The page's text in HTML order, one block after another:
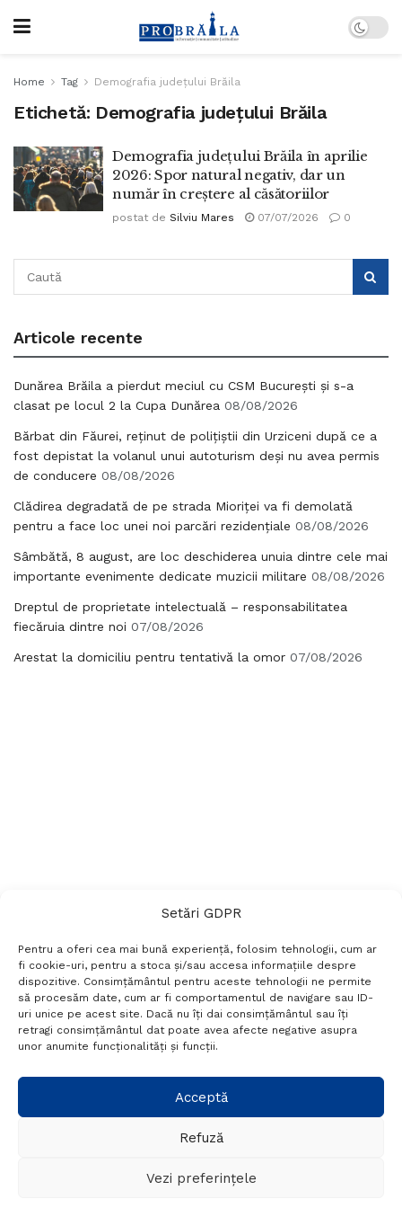
Setări GDPR
Pentru a oferi cea mai bună experiență, folosim tehnologii, cum ar
fi cookie-uri, pentru a stoca și/sau accesa informațiile despre
dispozitive. Consimțământul pentru aceste tehnologii ne permite
să procesăm date, cum ar fi comportamentul de navigare sau ID-
uri unice pe acest site. Dacă nu îți dai consimțământul sau îți
retragi consimțământul dat poate avea afecte negative asupra
unor anumite funcționalități și funcții.
Acceptă
Refuză
Vezi preferințele
Home Tag Demografia județului Brăila
Etichetă: Demografia județului Brăila
Demografia județului Brăila în aprilie
2026: Spor natural negativ, dar un
număr în creștere al căsătoriilor
postat de Silviu Mares 07/07/2026 0
Articole recente
Dunărea Brăila a pierdut meciul cu CSM București și s-a
clasat pe locul 2 la Cupa Dunărea 08/08/2026
Bărbat din Făurei, reținut de polițiștii din Urziceni după ce a
fost depistat la volanul unui autoturism deși nu avea permis
de conducere 08/08/2026
Clădirea degradată de pe strada Mioriței va fi demolată
pentru a face loc unei noi parcări rezidențiale 08/08/2026
Sâmbătă, 8 august, are loc deschiderea unuia dintre cele mai
importante evenimente dedicate muzicii militare 08/08/2026
Dreptul de proprietate intelectuală – responsabilitatea
fiecăruia dintre noi 07/08/2026
Arestat la domiciliu pentru tentativă la omor 07/08/2026
Termeni si conditii
Politică de confidențialitate
Politica cookies
Setări GDPR
+40 788 760 194